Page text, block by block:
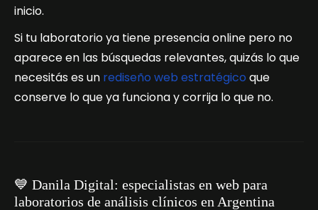
inicio.
Si tu laboratorio ya tiene presencia online pero no
aparece en las búsquedas relevantes, quizás lo que
necesitás es un rediseño web estratégico que
conserve lo que ya funciona y corrija lo que no.
💙 Danila Digital: especialistas en web para
laboratorios de análisis clínicos en Argentina